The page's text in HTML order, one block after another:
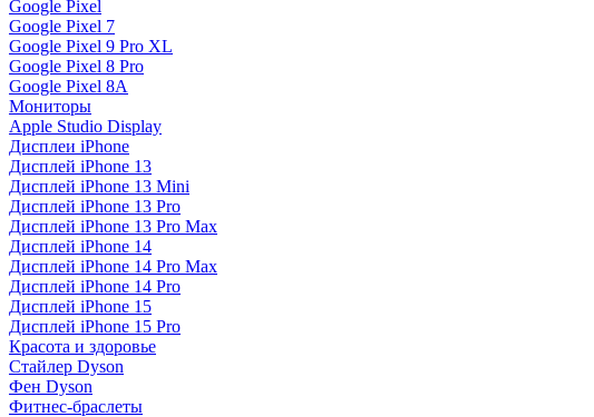
Google Pixel
Google Pixel 7
Google Pixel 9 Pro XL
Google Pixel 8 Pro
Google Pixel 8A
Мониторы
Apple Studio Display
Дисплеи iPhone
Дисплей iPhone 13
Дисплей iPhone 13 Mini
Дисплей iPhone 13 Pro
Дисплей iPhone 13 Pro Max
Дисплей iPhone 14
Дисплей iPhone 14 Pro Max
Дисплей iPhone 14 Pro
Дисплей iPhone 15
Дисплей iPhone 15 Pro
Красота и здоровье
Стайлер Dyson
Фен Dyson
Фитнес-браслеты